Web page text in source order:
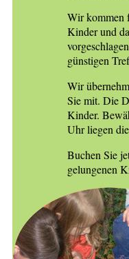
Wir kommen
Kinder und
günstigen
Wir
Sie mit. Die
Kinder.
Uhr liegen
Buchen Sie
gelungenen